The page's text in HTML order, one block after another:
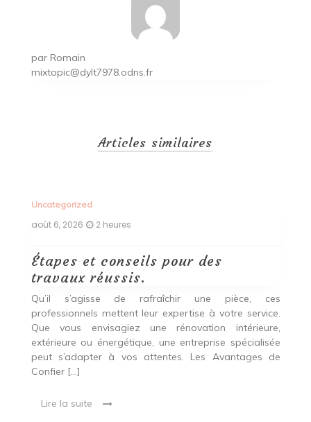
par Romain
mixtopic@dylt7978.odns.fr
Articles similaires
Uncategorized
août 6, 2026 2 heures
Étapes et conseils pour des
travaux réussis.
Qu’il s’agisse de rafraîchir une pièce, ces
professionnels mettent leur expertise à votre service.
Que vous envisagiez une rénovation intérieure,
extérieure ou énergétique, une entreprise spécialisée
peut s’adapter à vos attentes. Les Avantages de
Confier […]
Lire la suite